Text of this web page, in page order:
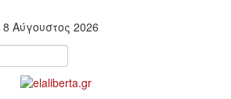
Αύγουστος 2026